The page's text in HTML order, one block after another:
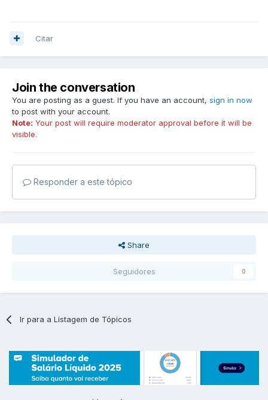
Citar
Join the conversation
You are posting as a guest. If you have an account, sign in now
to post with your account.
Note: Your post will require moderator approval before it will be
visible.
Responder a este tópico
Share
Seguidores 0
Ir para a Listagem de Tópicos